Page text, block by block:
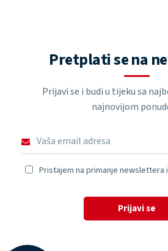
Pretplati se na
Prijavi se i budi u tijeku sa
najnovijom
Pristajem na primanje newslettera
Prijavi se